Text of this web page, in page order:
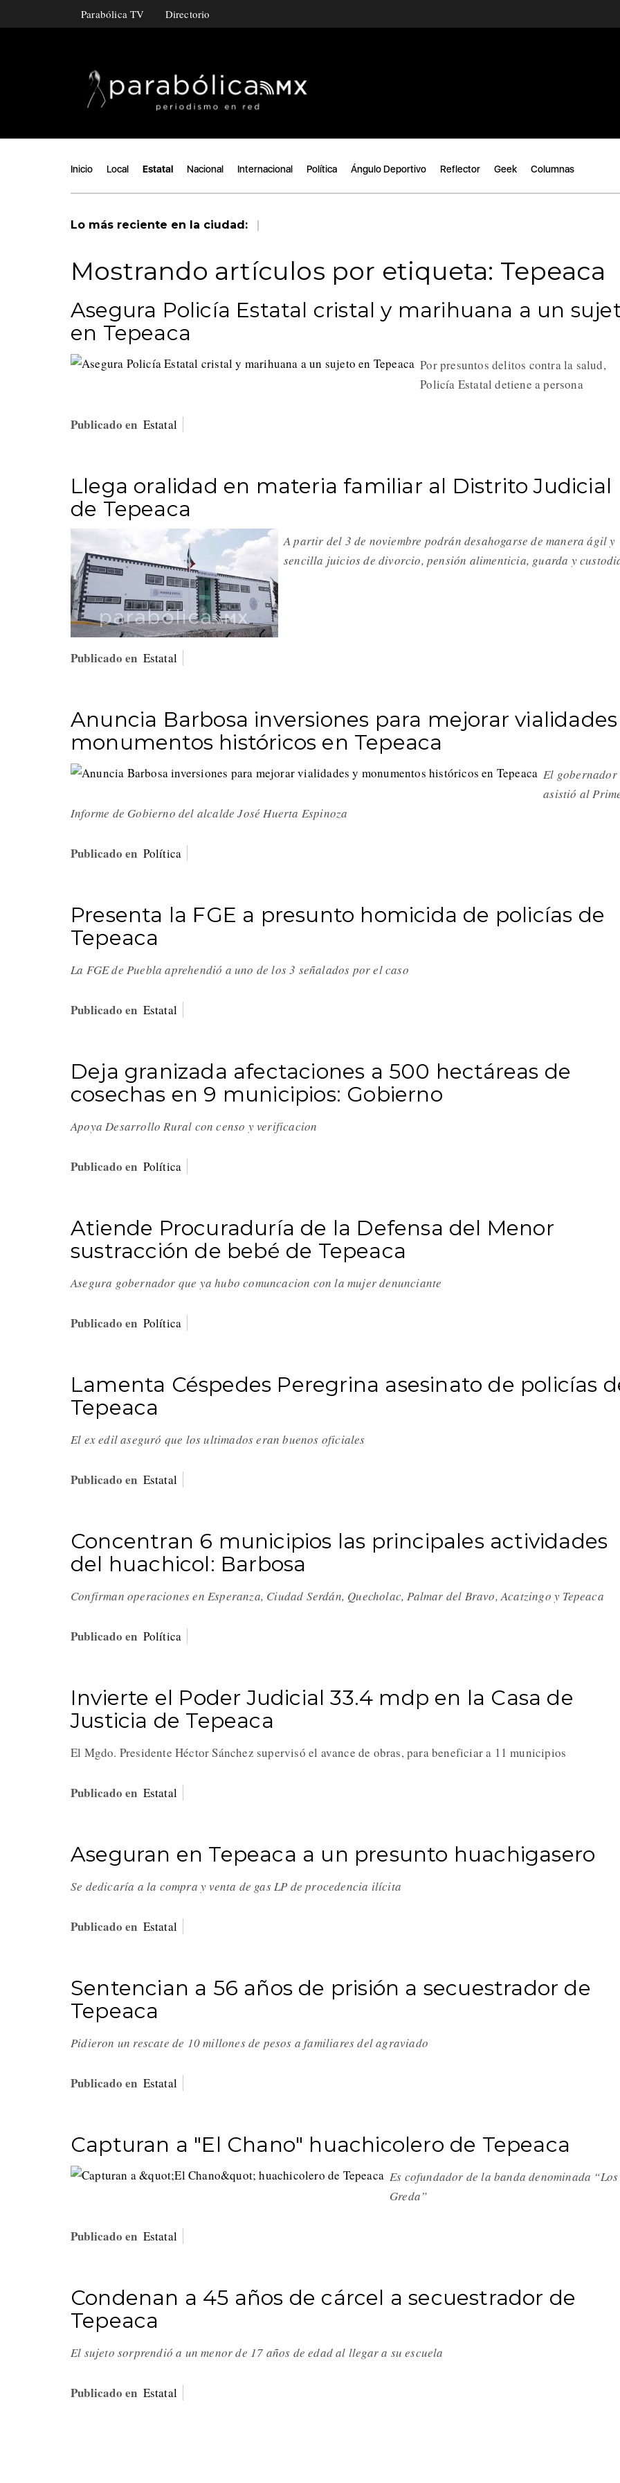
Parabólica TV Directorio
Inicio Local Estatal Nacional Internacional Política Ángulo Deportivo Reflector Geek Columnas
Lo más reciente en la ciudad: |
Mostrando artículos por etiqueta: Tepeaca
Asegura Policía Estatal cristal y marihuana a un
en Tepeaca
Por presuntos delitos contra la salud,
Policía Estatal detiene a persona
Publicado en Estatal
Llega oralidad en materia familiar al Distrito Judicial
de Tepeaca
A partir del 3 de noviembre podrán desahogarse de manera ágil y
sencilla juicios de divorcio, pensión alimenticia, guarda y
Publicado en Estatal
Anuncia Barbosa inversiones para mejorar
monumentos históricos en Tepeaca
El gobernador
asistió al
Informe de Gobierno del alcalde José Huerta Espinoza
Publicado en Política
Presenta la FGE a presunto homicida de policías de
Tepeaca
La FGE de Puebla aprehendió a uno de los 3 señalados por el caso
Publicado en Estatal
Deja granizada afectaciones a 500 hectáreas de
cosechas en 9 municipios: Gobierno
Apoya Desarrollo Rural con censo y verificacion
Publicado en Política
Atiende Procuraduría de la Defensa del Menor
sustracción de bebé de Tepeaca
Asegura gobernador que ya hubo comuncacion con la mujer denunciante
Publicado en Política
Lamenta Céspedes Peregrina asesinato de policías
Tepeaca
El ex edil aseguró que los ultimados eran buenos oficiales
Publicado en Estatal
Concentran 6 municipios las principales actividades
del huachicol: Barbosa
Confirman operaciones en Esperanza, Ciudad Serdán, Quecholac, Palmar del Bravo, Acatzingo y Tepeaca
Publicado en Política
Invierte el Poder Judicial 33.4 mdp en la Casa de
Justicia de Tepeaca
El Mgdo. Presidente Héctor Sánchez supervisó el avance de obras, para beneficiar a 11 municipios
Publicado en Estatal
Aseguran en Tepeaca a un presunto huachigasero
Se dedicaría a la compra y venta de gas LP de procedencia ilícita
Publicado en Estatal
Sentencian a 56 años de prisión a secuestrador de
Tepeaca
Pidieron un rescate de 10 millones de pesos a familiares del agraviado
Publicado en Estatal
Capturan a "El Chano" huachicolero de Tepeaca
Es cofundador de la banda denominada “Los
Greda”
Publicado en Estatal
Condenan a 45 años de cárcel a secuestrador de
Tepeaca
El sujeto sorprendió a un menor de 17 años de edad al llegar a su escuela
Publicado en Estatal